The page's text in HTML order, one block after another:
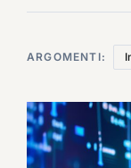
ARGOMENTI: